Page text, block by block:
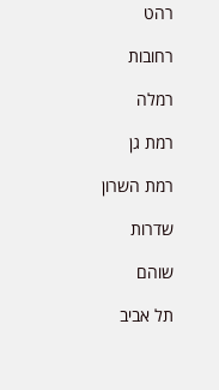
רהט
רחובות
רמלה
רמת גן
רמת השרון
שדרות
שוהם
תל אביב